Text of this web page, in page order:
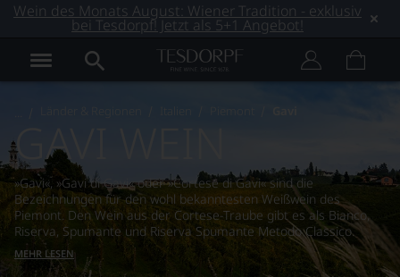
Wein des Monats August: Wiener Tradition - exklusiv
bei Tesdorpf! Jetzt als 5+1 Angebot!
GAVI WEIN
»Gavi«, »Gavi di Gavi« oder »Cortese di Gavi« sind die
Bezeichnungen für den wohl bekanntesten Weißwein des
Piemont. Den Wein aus der Cortese-Traube gibt es als Bianco,
Riserva, Spumante und Riserva Spumante Metodo Classico.
MEHR LESEN